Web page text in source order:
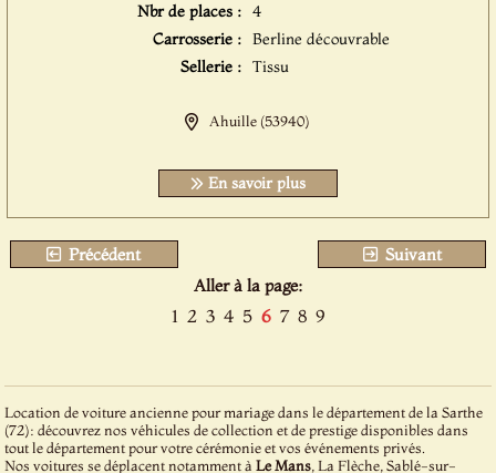
Nbr de places : 4
Carrosserie : Berline découvrable
Sellerie : Tissu
Ahuille (53940)
En savoir plus
Précédent
Suivant
Aller à la page:
1 2 3 4 5 6 7 8 9
Location de voiture ancienne pour mariage dans le département de la Sarthe
(72): découvrez nos véhicules de collection et de prestige disponibles dans
tout le département pour votre cérémonie et vos événements privés.
Nos voitures se déplacent notamment àLe Mans , La Flèche, Sablé-sur-